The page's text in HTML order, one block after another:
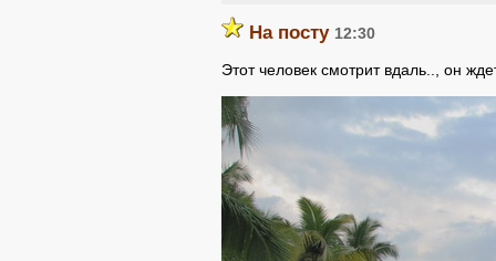
На посту 12:30
Этот человек смотрит вдаль.., он